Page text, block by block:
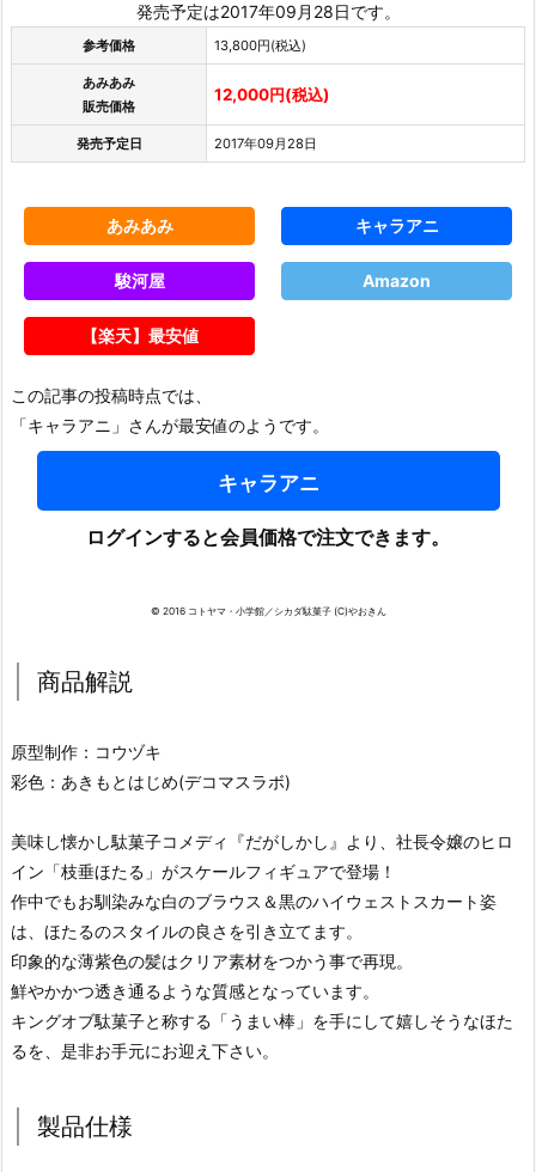
発売予定は2017年09月28日です。
参考価格 13,800円(税込)
あみあみ
販売価格
12,000円(税込)
発売予定日 2017年09月28日
あみあみ キャラアニ
駿河屋 Amazon
【楽天】最安値
この記事の投稿時点では、
「キャラアニ」さんが最安値のようです。
キャラアニ
ログインすると会員価格で注文できます。
© 2016 コトヤマ・小学館／シカダ駄菓子 (C)やおきん
商品解説
原型制作：コウヅキ
彩色：あきもとはじめ(デコマスラボ)
美味し懐かし駄菓子コメディ『だがしかし』より、社長令嬢のヒロ
イン「枝垂ほたる」がスケールフィギュアで登場！
作中でもお馴染みな白のブラウス＆黒のハイウェストスカート姿
は、ほたるのスタイルの良さを引き立てます。
印象的な薄紫色の髪はクリア素材をつかう事で再現。
鮮やかかつ透き通るような質感となっています。
キングオブ駄菓子と称する「うまい棒」を手にして嬉しそうなほた
るを、是非お手元にお迎え下さい。
製品仕様